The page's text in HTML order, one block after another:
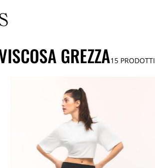
GREZZA15 PRODOTTI